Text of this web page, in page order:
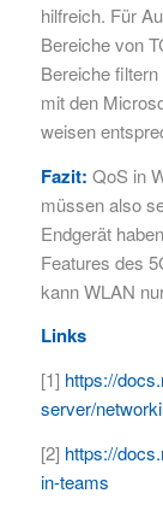
hilfreich. Für
Bereiche von
Bereiche
mit den
weisen
Fazit: QoS in
müssen also
Endgerät
Features des
kann WLAN
Links
[1] https://
server/
[2] https://
in-teams